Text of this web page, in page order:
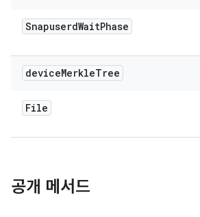
SnapuserdWaitPhase
deviceMerkleTree
File
공개 메서드